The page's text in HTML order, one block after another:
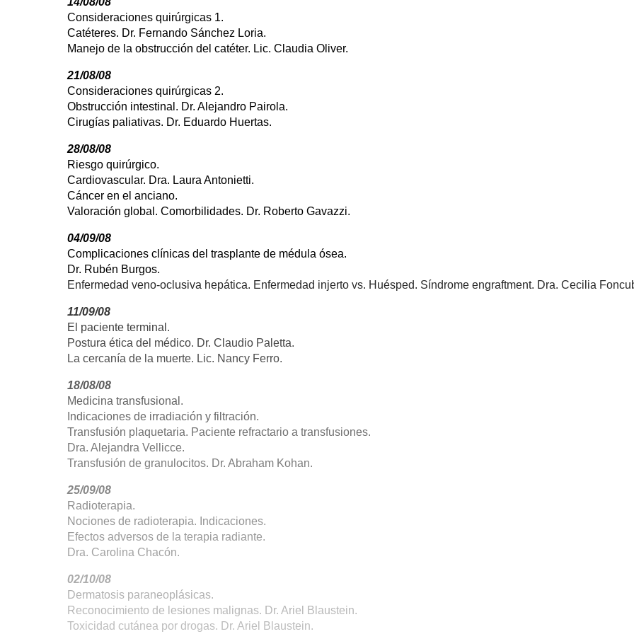
Consideraciones quirúrgicas 1.
Catéteres. Dr. Fernando Sánchez Loria.
Manejo de la obstrucción del catéter. Lic. Claudia Oliver.
21/08/08
Consideraciones quirúrgicas 2.
Obstrucción intestinal. Dr. Alejandro Pairola.
Cirugías paliativas. Dr. Eduardo Huertas.
28/08/08
Riesgo quirúrgico.
Cardiovascular. Dra. Laura Antonietti.
Cáncer en el anciano.
Valoración global. Comorbilidades. Dr. Roberto Gavazzi.
04/09/08
Complicaciones clínicas del trasplante de médula ósea.
Dr. Rubén Burgos.
Enfermedad veno-oclusiva hepática. Enfermedad injerto vs. Huésped. Síndrome engraftment. Dra. Cecilia
11/09/08
El paciente terminal.
Postura ética del médico. Dr. Claudio Paletta.
La cercanía de la muerte. Lic. Nancy Ferro.
18/08/08
Medicina transfusional.
Indicaciones de irradiación y filtración.
Transfusión plaquetaria. Paciente refractario a transfusiones.
Dra. Alejandra Vellicce.
Transfusión de granulocitos. Dr. Abraham Kohan.
25/09/08
Radioterapia.
Nociones de radioterapia. Indicaciones.
Efectos adversos de la terapia radiante.
Dra. Carolina Chacón.
02/10/08
Dermatosis paraneoplásicas.
Reconocimiento de lesiones malignas. Dr. Ariel Blaustein.
Toxicidad cutánea por drogas. Dr. Ariel Blaustein.